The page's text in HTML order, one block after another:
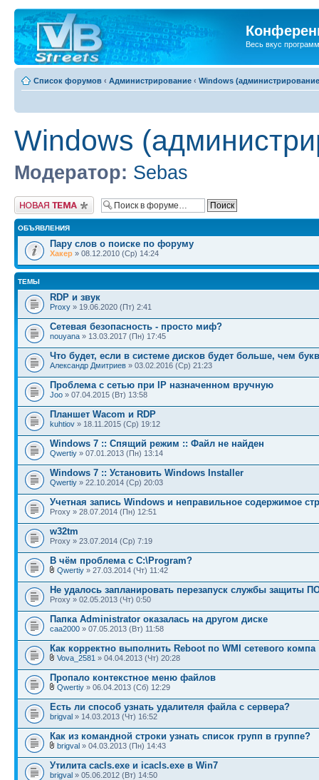
Весь вкус
Список форумов ‹ Администрирование ‹ Windows
Windows
Модератор: Sebas
Новая тема
ОБЪЯВЛЕНИЯ
Пару слов о поиске по форуму
Хакер » 08.12.2010 (Ср) 14:24
ТЕМЫ
RDP и звук
Proxy » 19.06.2020 (Пт) 2:41
Сетевая безопасность - просто миф?
nouyana » 13.03.2017 (Пн) 17:45
Что будет, если в системе дисков будет больше, чем
Александр Дмитриев » 03.02.2016 (Ср) 21:23
Проблема с сетью при IP назначенном вручную
Joo » 07.04.2015 (Вт) 13:58
Планшет Wacom и RDP
kuhtiov » 18.11.2015 (Ср) 19:12
Windows 7 :: Спящий режим :: Файл не найден
Qwertiy » 07.01.2013 (Пн) 13:14
Windows 7 :: Установить Windows Installer
Qwertiy » 22.10.2014 (Ср) 20:03
Учетная запись Windows и неправильное содержимое
Proxy » 28.07.2014 (Пн) 12:51
w32tm
Proxy » 23.07.2014 (Ср) 7:19
В чём проблема с C:\Program?
Qwertiy » 27.03.2014 (Чт) 11:42
Не удалось запланировать перезапуск службы защиты
Proxy » 02.05.2013 (Чт) 0:50
Папка Administrator оказалась на другом диске
caa2000 » 07.05.2013 (Вт) 11:58
Как корректно выполнить Reboot по WMI сетевого компа
Vova_2581 » 04.04.2013 (Чт) 20:28
Пропало контекстное меню файлов
Qwertiy » 06.04.2013 (Сб) 12:29
Есть ли способ узнать удалителя файла с сервера?
brigval » 14.03.2013 (Чт) 16:52
Как из командной строки узнать список групп в группе?
brigval » 04.03.2013 (Пн) 14:43
Утилита cacls.exe и icacls.exe в Win7
brigval » 05.06.2012 (Вт) 14:50